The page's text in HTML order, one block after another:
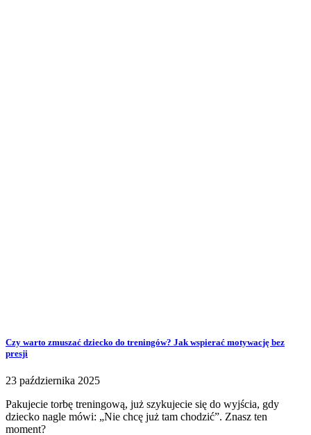
Czy warto zmuszać dziecko do treningów? Jak wspierać motywację bez
presji
23 października 2025
Pakujecie torbę treningową, już szykujecie się do wyjścia, gdy
dziecko nagle mówi: „Nie chcę już tam chodzić”. Znasz ten
moment?